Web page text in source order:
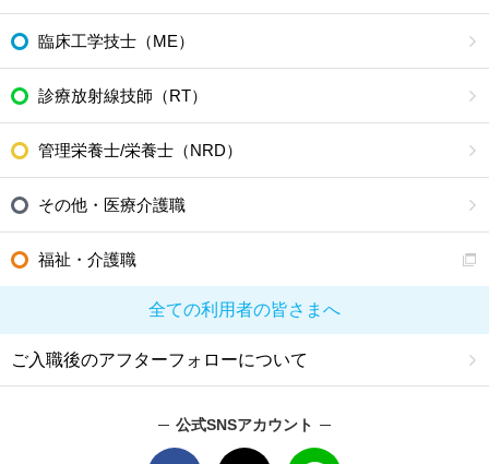
臨床工学技士（ME）
診療放射線技師（RT）
管理栄養士/栄養士（NRD）
その他・医療介護職
福祉・介護職
全ての利用者の皆さまへ
ご入職後のアフターフォローについて
公式SNSアカウント